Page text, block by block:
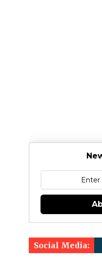
Social Media: